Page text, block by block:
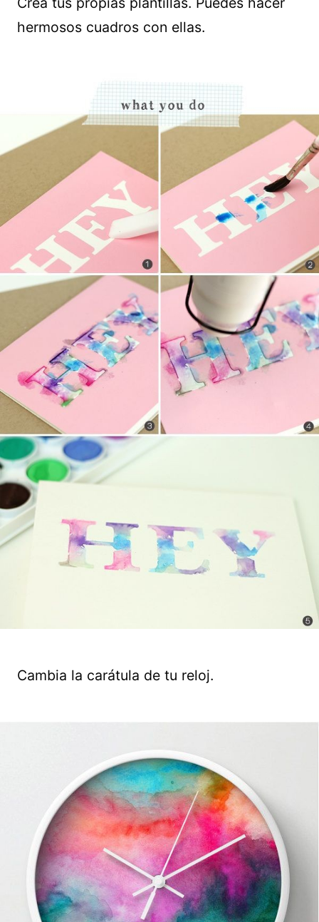
hermosos cuadros con ellas.
Cambia la carátula de tu reloj.